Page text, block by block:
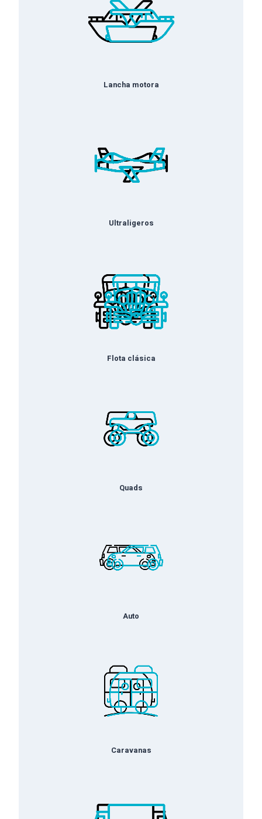
Lancha motora
Ultraligeros
Flota clásica
Quads
Auto
Caravanas